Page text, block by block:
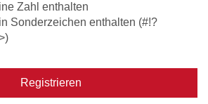
Zahl enthalten
Sonderzeichen enthalten (#!?
Registrieren